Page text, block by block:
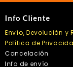
Info Cliente
Envío, Devolución y
Política de
Cancelación
Info de envío